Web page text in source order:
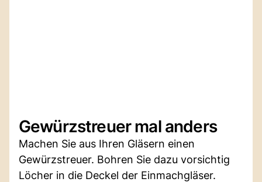
Gewürzstreuer mal anders
Machen Sie aus Ihren Gläsern einen
Gewürzstreuer. Bohren Sie dazu vorsichtig
Löcher in die Deckel der Einmachgläser.